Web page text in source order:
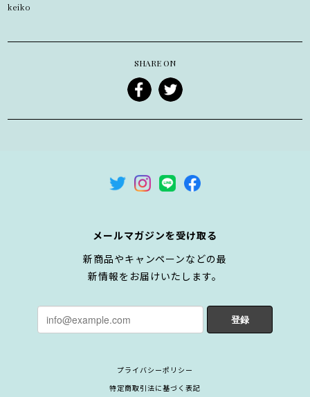
keiko
SHARE ON
メールマガジンを受け取る
新商品やキャンペーンなどの最
新情報をお届けいたします。
登録
プライバシーポリシー
特定商取引法に基づく表記